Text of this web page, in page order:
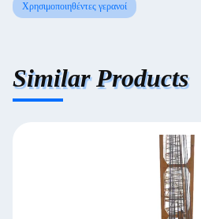
Χρησιμοποιηθέντες γερανοί
Similar Products